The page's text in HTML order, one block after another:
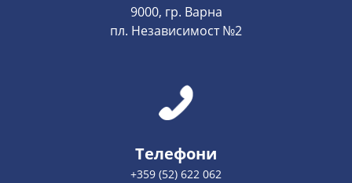
9000, гр. Варна
пл. Независимост №2
Телефони
+359 (52) 622 062